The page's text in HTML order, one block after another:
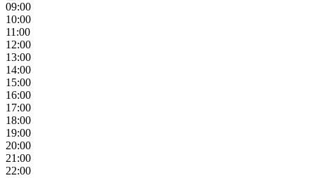
09:00
10:00
11:00
12:00
13:00
14:00
15:00
16:00
17:00
18:00
19:00
20:00
21:00
22:00